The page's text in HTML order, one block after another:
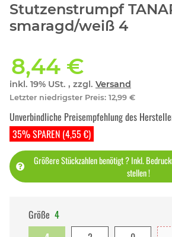
Stutzenstrumpf
smaragd/weiß 4
8,44 €
inkl. 19% USt. , zzgl. Versand
Letzter niedrigster Preis: 12,99 €
35% SPAREN (4,55 €)
Unverbindliche Preisempfehlung des
Größere Stückzahlen benötigt ? Inkl.
stellen !
Größe 4